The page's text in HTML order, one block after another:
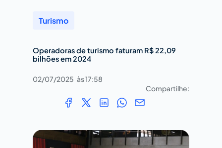
Turismo
Operadoras de turismo faturam R$ 22,09
bilhões em 2024
02/07/2025 às17:58
Compartilhe: